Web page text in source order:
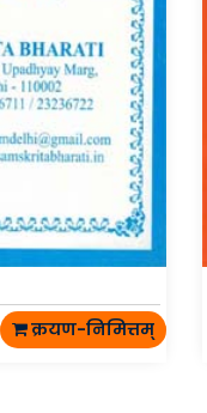
क्रयण-निमित्तम्